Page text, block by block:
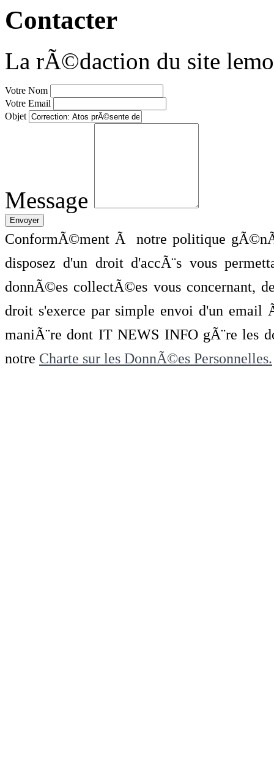
Contacter
La rÃ©daction du site
Votre Nom
Votre Email
Objet
Message
ConformÃ©ment Ã notre politique
disposez d'un droit d'accÃ¨s vous
donnÃ©es collectÃ©es vous concernant,
droit s'exerce par simple envoi d'un
maniÃ¨re dont IT NEWS INFO gÃ¨re les
notre Charte sur les DonnÃ©es Personnelles.